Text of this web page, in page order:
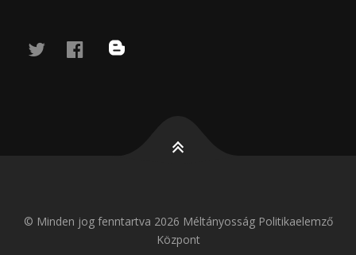
twitterfacebook
blog
© Minden jog fenntartva 2026 Méltányosság Politikaelemző
Központ